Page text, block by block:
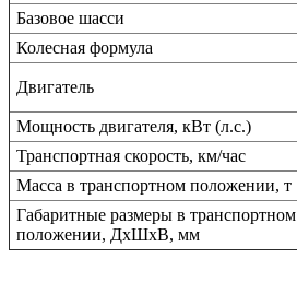
Базовое шасси
Колесная формула
Двигатель
Мощность двигателя, кВт (л.с.)
Транспортная скорость, км/час
Масса в транспортном положении, т
Габаритные размеры в транспортном
положении, ДхШхВ, мм